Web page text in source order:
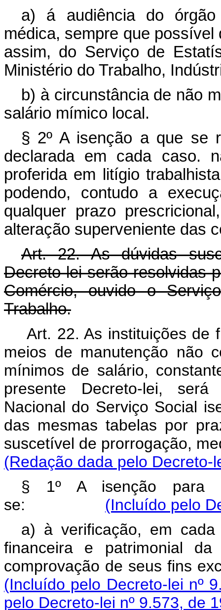
a) á audiência do órgão
médica, sempre que
assim, do Serviço de
Ministério do Trabalho,
b) à circunstância de não
salário mímico local.
§ 2º A isenção a que se
declarada em cada caso.
proferida em litígio
podendo, contudo a
qualquer prazo
alteração superveniente das
Art. 22. As dúvidas
Decreto-lei serão resolvidas
Comércio, ouvido o
Trabalho.
Art. 22. As instituições de
meios de manutenção não
mínimos de salário,
presente Decreto-lei,
Nacional do Serviço Social
das mesmas tabelas por
suscetível de
(Redação dada pelo Decreto-
§ 1º A isenção para
se: (Incluído pelo
a) à verificação, em
financeira e patrimonial
comprovação de seus
(Incluído pelo Decreto-lei nº
pelo Decreto-lei nº 9.573, de